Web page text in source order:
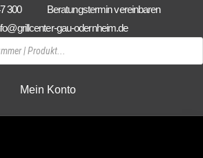
300
Beratungstermin vereinbaren
gau-odernheim.de
Mein Konto